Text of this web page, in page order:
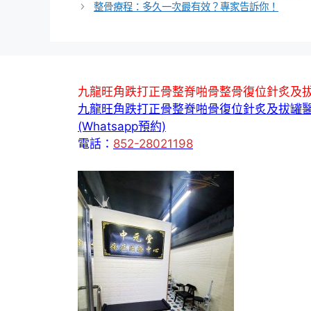
整骨療程：多久一次最有效？專家告訴你！
九龍旺角跌打正骨整脊啪骨整骨復位針炙及
九龍旺角跌打正骨整脊啪骨復位針炙及拔罐
(Whatsapp預約)
電話： 852-28021198